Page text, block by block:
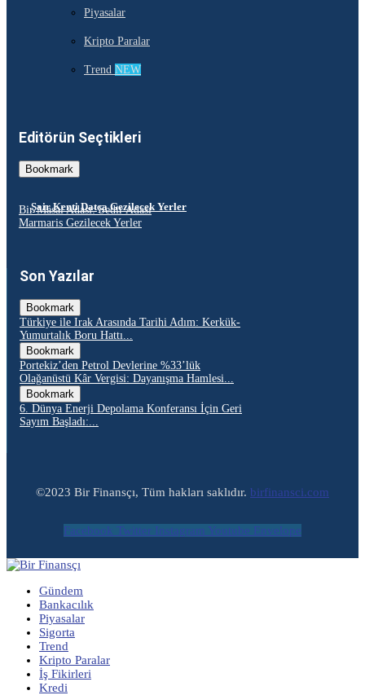
Piyasalar
Kripto Paralar
Trend NEW
Editörün Seçtikleri
Bookmark
Şair Kenti Datça Gezilecek Yerler
Bir Masal Adası: Sedir Adası
Marmaris Gezilecek Yerler
Son Yazılar
Bookmark
Türkiye ile Irak Arasında Tarihi Adım: Kerkük-
Yumurtalık Boru Hattı...
Bookmark
Portekiz’den Petrol Devlerine %33’lük
Olağanüstü Kâr Vergisi: Dayanışma Hamlesi...
Bookmark
6. Dünya Enerji Depolama Konferansı İçin Geri
Sayım Başladı:...
©2023 Bir Finansçı, Tüm hakları saklıdır. birfinansci.com
Facebook Twitter Instagram Youtube Envelope
Gündem
Bankacılık
Piyasalar
Sigorta
Trend
Kripto Paralar
İş Fikirleri
Kredi